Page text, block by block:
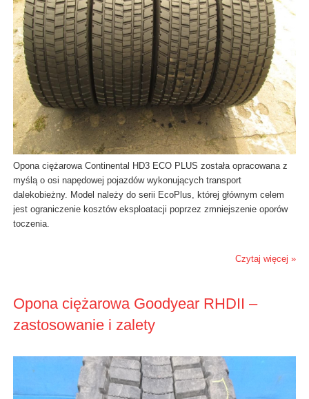
Opona ciężarowa Continental HD3 ECO PLUS została opracowana z
myślą o osi napędowej pojazdów wykonujących transport
dalekobieżny. Model należy do serii EcoPlus, której głównym celem
jest ograniczenie kosztów eksploatacji poprzez zmniejszenie oporów
toczenia.
Czytaj więcej »
Opona ciężarowa Goodyear RHDII –
zastosowanie i zalety